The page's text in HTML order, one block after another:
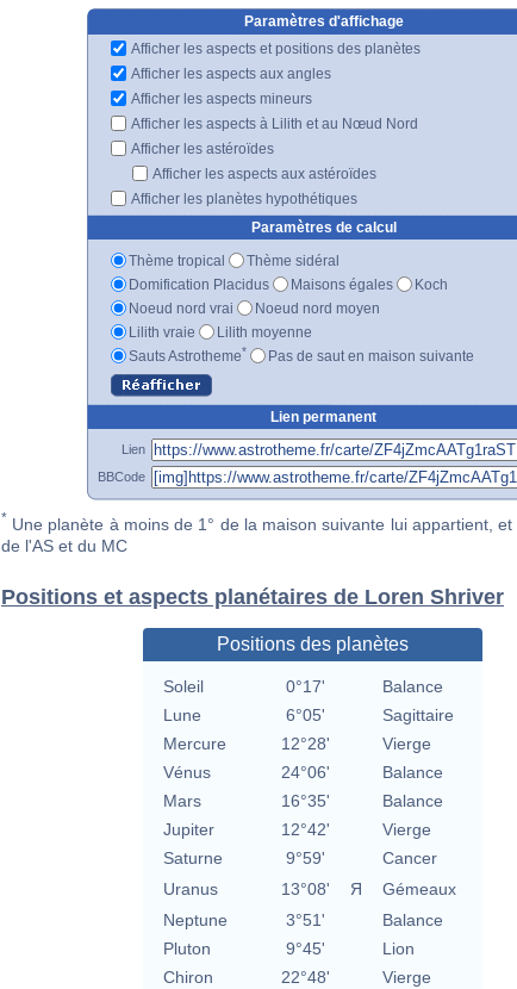
Paramètres d'affichage
Afficher les aspects et positions des planètes
Afficher les aspects aux angles
Afficher les aspects mineurs
Afficher les aspects à Lilith et au Nœud Nord
Afficher les astéroïdes
Afficher les aspects aux astéroïdes
Afficher les planètes hypothétiques
Paramètres de calcul
Thème tropical
Thème sidéral
Domification Placidus
Maisons égales
Koch
Noeud nord vrai
Noeud nord moyen
Lilith vraie
Lilith moyenne
Sauts Astrotheme* Pas de saut en maison suivante
Lien permanent
Lien
BBCode
* Une planète à moins de 1° de la maison suivante lui appartient, et
de l'AS et du MC
Positions et aspects planétaires de Loren Shriver
Positions des planètes
Soleil 0°17'
Balance
Lune
6°05'
Sagittaire
Mercure
12°28'
Vierge
Vénus
24°06'
Balance
Mars
16°35'
Balance
Jupiter
12°42'
Vierge
Saturne
9°59'
Cancer
Uranus
13°08' Я
Gémeaux
Neptune
3°51'
Balance
Pluton
9°45'
Lion
Chiron
22°48'
Vierge